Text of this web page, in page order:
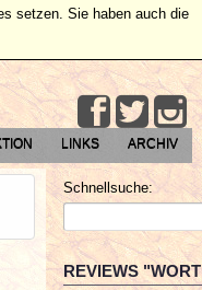
LINKS ARCHIV
Schnellsuche:
REVIEWS
setzen. Sie haben auch die